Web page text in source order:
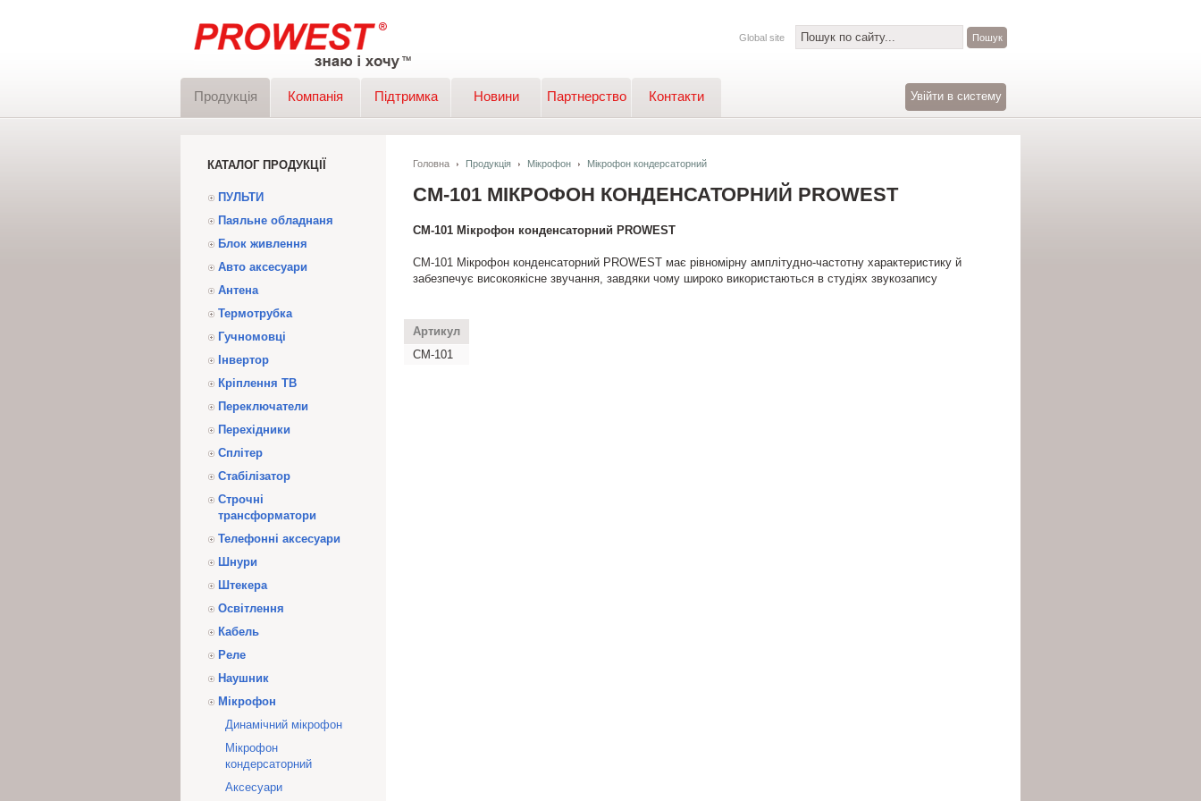
Global site
Продукція Компанія Підтримка Новини Партнерство Контакти Увійти в систему
КАТАЛОГ ПРОДУКЦІЇ
ПУЛЬТИ
Паяльне обладнаня
Блок живлення
Авто аксесуари
Антена
Термотрубка
Гучномовці
Інвертор
Кріплення ТВ
Переключатели
Перехідники
Сплітер
Стабілізатор
Строчні
трансформатори
Телефонні аксесуари
Шнури
Штекера
Освітлення
Кабель
Реле
Наушник
Мікрофон
Динамічний мікрофон
Мікрофон
кондерсаторний
Аксесуари
Головна Продукція Мікрофон Мікрофон кондерсаторний
CM-101 МІКРОФОН КОНДЕНСАТОРНИЙ PROWEST
CM-101 Мікрофон конденсаторний PROWEST
CM-101 Мікрофон конденсаторний PROWEST має рівномірну амплітудно-частотну характеристику й
забезпечує високоякісне звучання, завдяки чому широко використаються в студіях звукозапису
Артикул
CM-101